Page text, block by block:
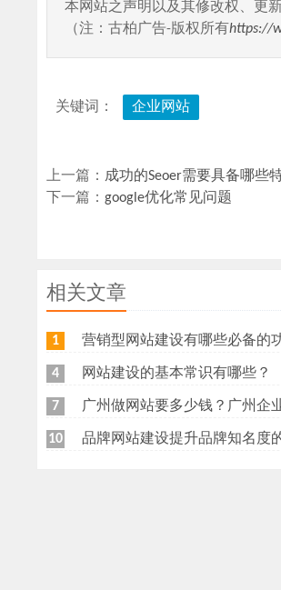
本网站之声明以及其修改权、更
（注：古柏广告-版权所有https://
关键词： 企业网站
上一篇： 成功的Seoer需要具备哪些
下一篇：google优化常见问题
相关文章
1 营销型网站建设有哪些必备的功能，我特意整理了一下，
4 网站建设的基本常识有哪些？
7 广州做网站要多少钱？广州企业做网站
10 品牌网站建设提升品牌知名度的五